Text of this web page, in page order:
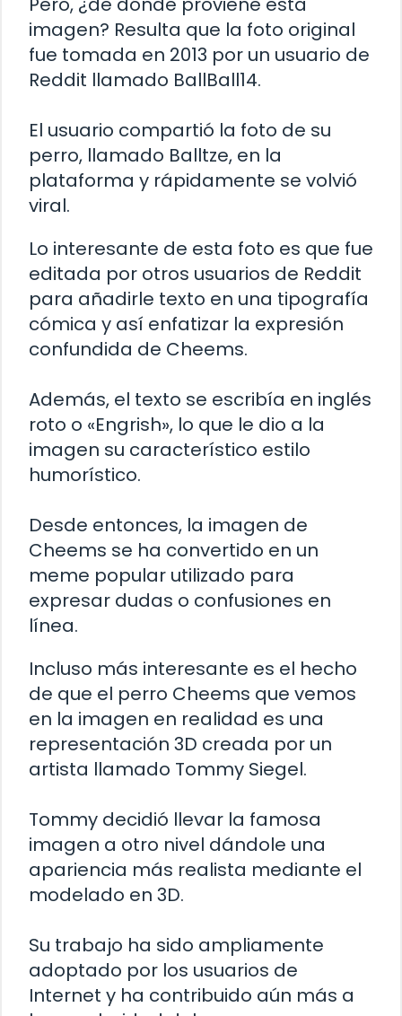
imagen? Resulta que la foto original
fue tomada en 2013 por un usuario de
Reddit llamado BallBall14.
El usuario compartió la foto de su
perro, llamado Balltze, en la
plataforma y rápidamente se volvió
viral.
Lo interesante de esta foto es que fue
editada por otros usuarios de Reddit
para añadirle texto en una tipografía
cómica y así enfatizar la expresión
confundida de Cheems.
Además, el texto se escribía en inglés
roto o «Engrish», lo que le dio a la
imagen su característico estilo
humorístico.
Desde entonces, la imagen de
Cheems se ha convertido en un
meme popular utilizado para
expresar dudas o confusiones en
línea.
Incluso más interesante es el hecho
de que el perro Cheems que vemos
en la imagen en realidad es una
representación 3D creada por un
artista llamado Tommy Siegel.
Tommy decidió llevar la famosa
imagen a otro nivel dándole una
apariencia más realista mediante el
modelado en 3D.
Su trabajo ha sido ampliamente
adoptado por los usuarios de
Internet y ha contribuido aún más a